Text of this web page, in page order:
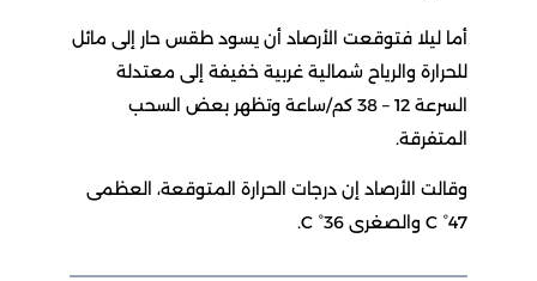
أما ليلا فتوقعت الأرصاد أن يسود طقس حار إلى مائل
للحرارة والرياح شمالية غربية خفيفة إلى معتدلة
السرعة 12 – 38 كم/ساعة وتظهر بعض السحب
المتفرقة.
وقالت الأرصاد إن درجات الحرارة المتوقعة، العظمى
47° C والصغرى 36° C.